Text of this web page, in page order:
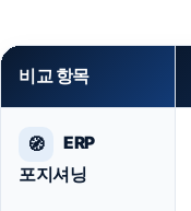
비교 항목
🧭
ERP
포지셔닝